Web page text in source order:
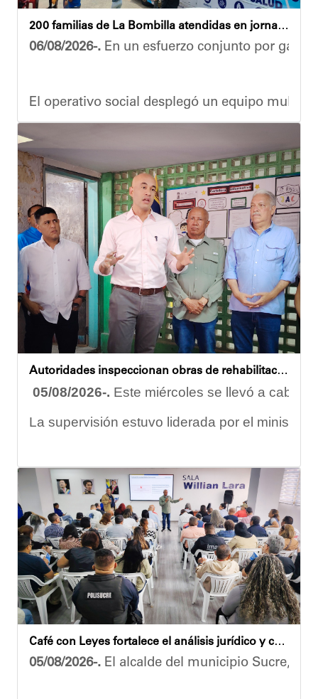
200 familias de La Bombilla atendidas en jornada integral
06/08/2026-. En un esfuerzo conjunto por
El operativo social desplegó un equipo
Durante la actividad, los asistentes contaron
Eudicis Viva, habitante de la comunidad y
Esta iniciativa se enmarca en la política social
Oskarina Rosso
Autoridades inspeccionan obras de rehabilitación en la U.E.N. José Antonio Calcaño en Caucagüita
05/08/2026-. Este miércoles se llevó a cabo
La supervisión estuvo liderada por el ministro
Las obras en ejecución contemplan la pintura
El alcalde Diógenes Lara expresó sus
"Damos las gracias por esta recuperación en
​Por su parte, el gobernador del estado
​"Tenemos un desafío en todo el estado
Finalmente, el ministro de Educación, Héctor
Esta jornada ratifica el esfuerzo articulado
Café con Leyes fortalece el análisis jurídico y constitucional en el municipio Sucre
05/08/2026-. El alcalde del municipio Sucre,